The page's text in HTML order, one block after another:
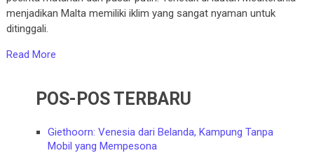
menjadikan Malta memiliki iklim yang sangat nyaman untuk
ditinggali.
Read More
POS-POS TERBARU
Giethoorn: Venesia dari Belanda, Kampung Tanpa
Mobil yang Mempesona